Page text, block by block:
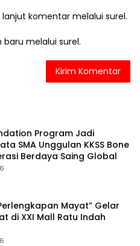
komentar melalui surel.
baru melalui surel.
Program Jadi
SMA Unggulan KKSS Bone
Berdaya Saing Global
Mayat” Gelar
di XXI Mall Ratu Indah